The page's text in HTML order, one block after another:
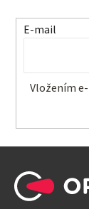
E-mail
Vložením